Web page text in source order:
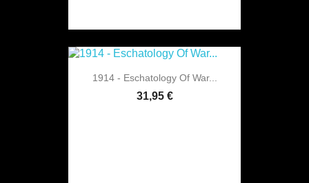
1914 - Eschatology Of War...
31,95 €